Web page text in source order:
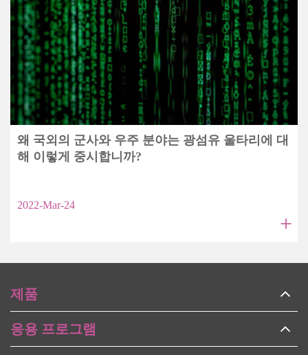
왜 국외의 군사와 우주 분야는 광섬유 울타리에 대
해 이렇게 중시합니까?
2022-Mar-24
+
제품
응용 프로그램